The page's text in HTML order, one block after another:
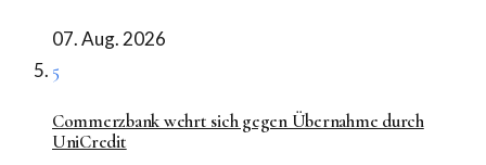
07. Aug. 2026
5
Commerzbank wehrt sich gegen Übernahme durch
UniCredit